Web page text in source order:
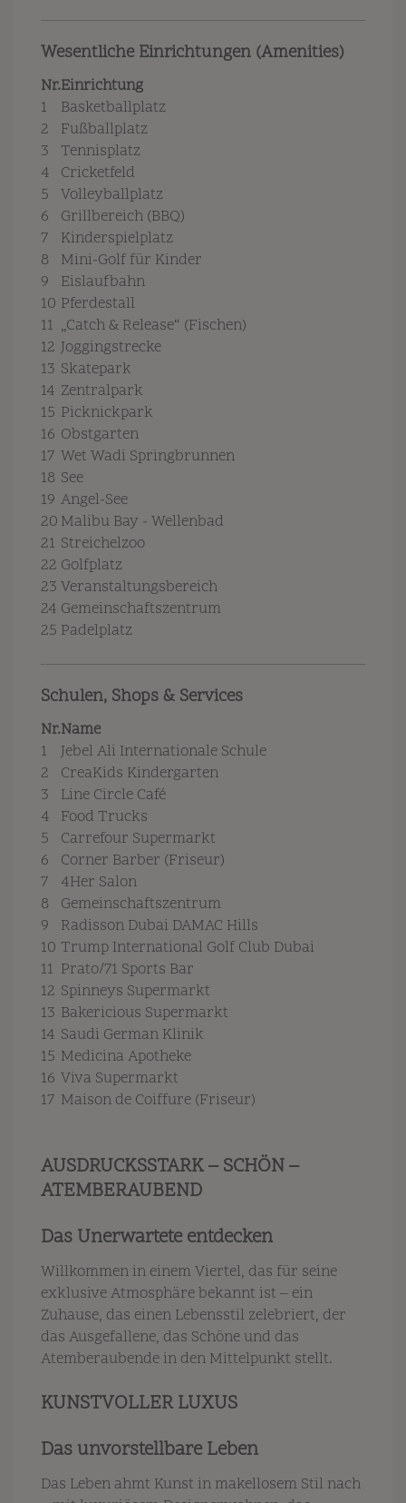
Wesentliche Einrichtungen (Amenities)
Nr.Einrichtung
1
Basketballplatz
2
Fußballplatz
3
Tennisplatz
4 Cricketfeld
5 Volleyballplatz
6
Grillbereich (BBQ)
7
Kinderspielplatz
8
Mini-Golf für Kinder
9
Eislaufbahn
10 Pferdestall
11 „Catch & Release“ (Fischen)
12 Joggingstrecke
13 Skatepark
14 Zentralpark
15 Picknickpark
16 Obstgarten
17 Wet Wadi Springbrunnen
18 See
19 Angel-See
20 Malibu Bay - Wellenbad
21 Streichelzoo
22 Golfplatz
23 Veranstaltungsbereich
24 Gemeinschaftszentrum
25 Padelplatz
Schulen, Shops & Services
Nr.Name
1
Jebel Ali Internationale Schule
2
CreaKids Kindergarten
3
Line Circle Café
4 Food Trucks
5
Carrefour Supermarkt
6
Corner Barber (Friseur)
7
4Her Salon
8
Gemeinschaftszentrum
9
Radisson Dubai DAMAC Hills
10 Trump International Golf Club Dubai
11 Prato/71 Sports Bar
12 Spinneys Supermarkt
13 Bakericious Supermarkt
14 Saudi German Klinik
15 Medicina Apotheke
16 Viva Supermarkt
17 Maison de Coiffure (Friseur)
AUSDRUCKSSTARK – SCHÖN –
ATEMBERAUBEND
Das Unerwartete entdecken
Willkommen in einem Viertel, das für seine
exklusive Atmosphäre bekannt ist – ein
Zuhause, das einen Lebensstil zelebriert, der
das Ausgefallene, das Schöne und das
Atemberaubende in den Mittelpunkt stellt.
KUNSTVOLLER LUXUS
Das unvorstellbare Leben
Das Leben ahmt Kunst in makellosem Stil nach